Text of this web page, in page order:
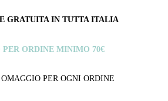
GRATUITA IN TUTTA ITALIA
PER ORDINE MINIMO 70€
PER OGNI ORDINE